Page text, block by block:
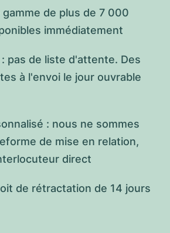
gamme de plus de 7 000
immédiatement
pas de liste d'attente. Des
à l'envoi le jour ouvrable
: nous ne sommes
de mise en relation,
direct
de rétractation de 14 jours